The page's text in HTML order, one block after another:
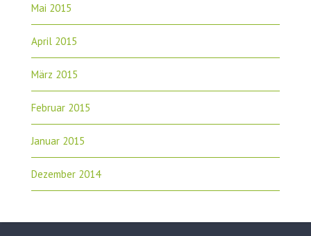
Mai 2015
April 2015
März 2015
Februar 2015
Januar 2015
Dezember 2014